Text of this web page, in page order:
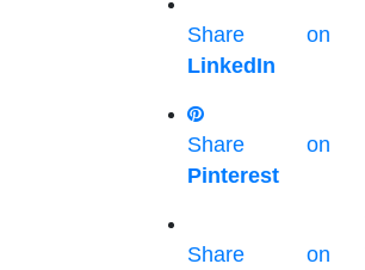
Share on
LinkedIn
Share on
Pinterest
Share on